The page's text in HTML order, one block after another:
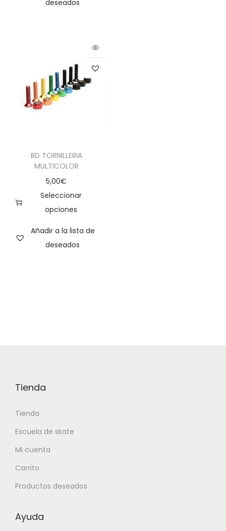
deseados
BD TORNILLERIA
MULTICOLOR
5,00€
Seleccionar
opciones
Añadir a la lista de
deseados
Tienda
Tienda
Escuela de skate
Mi cuenta
Carrito
Productos deseados
Ayuda